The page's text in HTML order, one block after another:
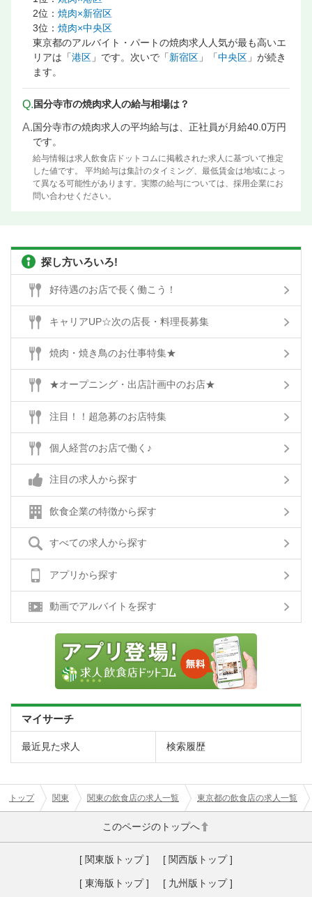
2位： 焼肉×新宿区
3位： 焼肉×中央区
東京都のアルバイト・パートの焼肉求人人気が最も高いエ
リアは「港区 」です。次いで「新宿区 」「中央区 」が続き
ます。
Q.国分寺市の焼肉求人の給与相場は？
A.国分寺市の焼肉求人の平均給与は、正社員が月給40.0万円
です。
給与情報は求人飲食店ドットコムに掲載された求人に基づいて推定
した値です。 平均給与は集計のタイミング、最低賃金は地域によっ
て異なる可能性があります。実際の給与については、採用企業にお
問い合わせください。
探し方いろいろ!
好待遇のお店で長く働こう！
キャリアUP☆次の店長・料理長募集
焼肉・焼き鳥のお仕事特集★
★オープニング・出店計画中のお店★
注目！！超急募のお店特集
個人経営のお店で働く♪
注目の求人から探す
飲食企業の特徴から探す
すべての求人から探す
アプリから探す
動画でアルバイトを探す
マイサーチ
最近見た求人 検索履歴
トップ 関東 関東の飲食店の求人一覧 東京都の飲食店の求人一覧
このページのトップへ
[ 関東版トップ ] [ 関西版トップ ]
[ 東海版トップ ] [ 九州版トップ ]